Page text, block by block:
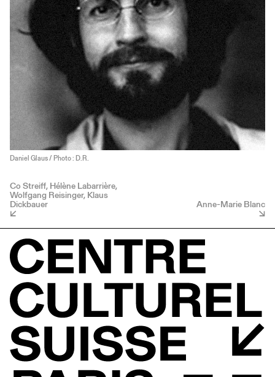
Daniel Glaus / Photo : D.R.
Co Streiff, Hélène Labarrière,
Wolfgang Reisinger, Klaus
Dickbauer Anne-Marie Blanc